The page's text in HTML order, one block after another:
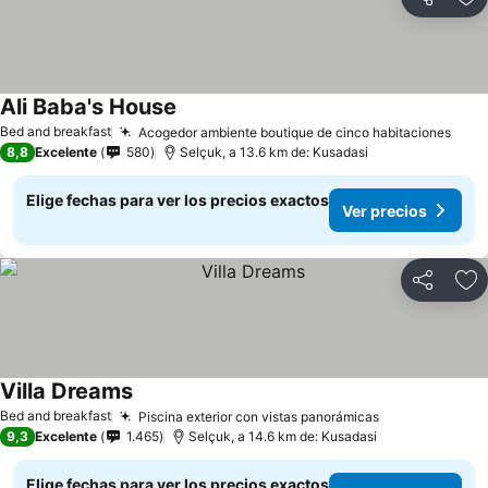
Compartir
Bed and breakfast Acogedor ambiente boutique de cinco habitaciones
Ali Baba's House
8,8 Excelente 580 Selçuk, a 13.6 km de: Kusadasi
Elige fechas para ver los precios exactos
Ver precios
Compartir
Bed and breakfast Piscina exterior con vistas panorámicas
Villa Dreams
9,3 Excelente 1.465 Selçuk, a 14.6 km de: Kusadasi
Elige fechas para ver los precios exactos